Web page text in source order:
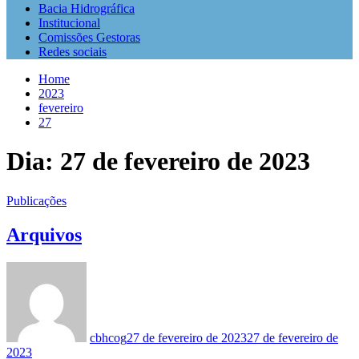
Bacia Hidrográfica
Institucional
Comissões Gestoras
Redes sociais
Home
2023
fevereiro
27
Dia: 27 de fevereiro de 2023
Publicações
Arquivos
cbhcog27 de fevereiro de 202327 de fevereiro de
2023